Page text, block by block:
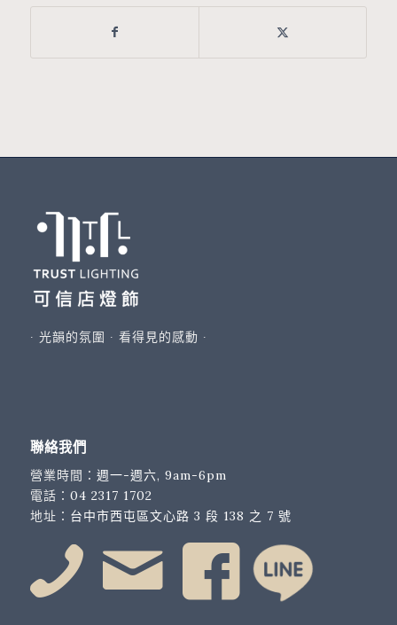
∙ 光韻的氛圍 ∙ 看得見的感動 ∙
聯絡我們
營業時間： 週一-週六, 9am-6pm
電話： 04 2317 1702
地址： 台中市西屯區文心路 3 段 138 之 7 號